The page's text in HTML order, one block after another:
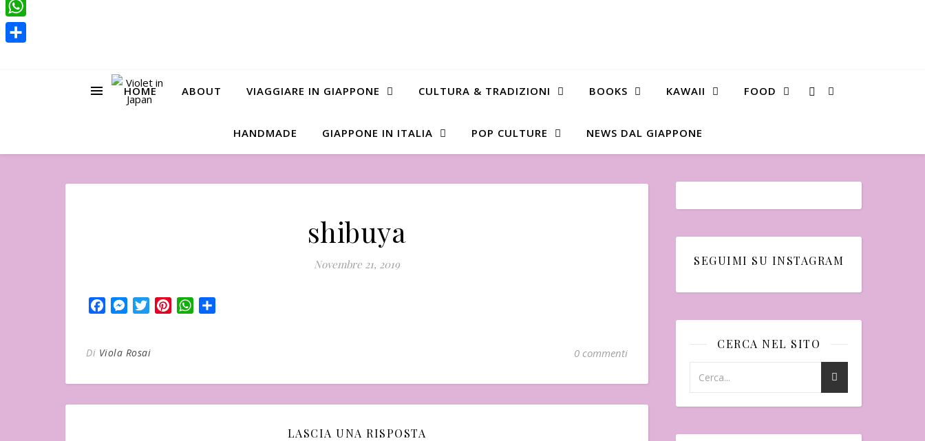
HOME ABOUT VIAGGIARE IN GIAPPONE CULTURA & TRADIZIONI BOOKS KAWAII FOOD
HANDMADE GIAPPONE IN ITALIA POP CULTURE NEWS DAL GIAPPONE
shibuya
Novembre 21, 2019
FacebookMessenger
TwitterPinterestWhatsApp
Di Viola Rosai 0 commenti
LASCIA UNA RISPOSTA
SEGUIMI SU INSTAGRAM
CERCA NEL SITO
WhatsApp